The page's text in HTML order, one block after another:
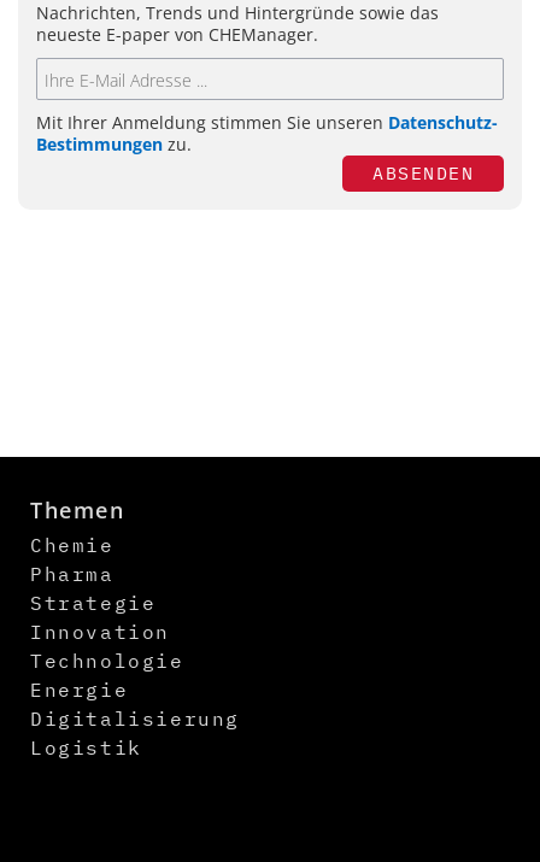
Nachrichten, Trends und Hintergründe sowie das
neueste E-paper von CHEManager.
Mit Ihrer Anmeldung stimmen Sie unseren Datenschutz-
Bestimmungen zu.
ABSENDEN
Themen
Chemie
Pharma
Strategie
Innovation
Technologie
Energie
Digitalisierung
Logistik